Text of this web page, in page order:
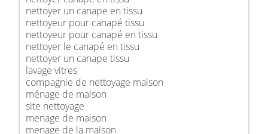
nettoyer un canape en tissu
nettoyeur pour canapé tissu
nettoyeur pour canapé en tissu
nettoyer le canapé en tissu
nettoyer un canape tissu
lavage vitres
compagnie de nettoyage maison
ménage de maison
site nettoyage
menage de maison
menage de la maison